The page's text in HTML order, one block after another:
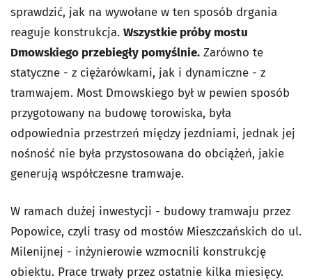
sprawdzić, jak na wywołane w ten sposób drgania
reaguje konstrukcja. Wszystkie próby mostu
Dmowskiego przebiegły pomyślnie. Zarówno te
statyczne - z ciężarówkami, jak i dynamiczne - z
tramwajem. Most Dmowskiego był w pewien sposób
przygotowany na budowę torowiska, była
odpowiednia przestrzeń między jezdniami, jednak jej
nośność nie była przystosowana do obciążeń, jakie
generują współczesne tramwaje.
W ramach dużej inwestycji - budowy tramwaju przez
Popowice, czyli trasy od mostów Mieszczańskich do ul.
Milenijnej - inżynierowie wzmocnili konstrukcję
obiektu. Prace trwały przez ostatnie kilka miesięcy.